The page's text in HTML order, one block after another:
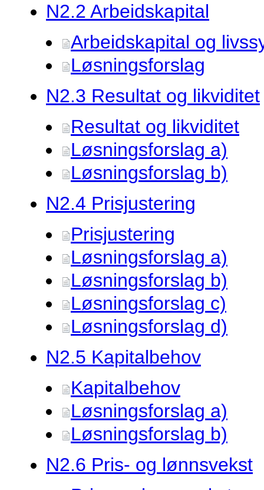
N2.2 Arbeidskapital
Arbeidskapital og
Løsningsforslag
N2.3 Resultat og likviditet
Resultat og likviditet
Løsningsforslag a)
Løsningsforslag b)
N2.4 Prisjustering
Prisjustering
Løsningsforslag a)
Løsningsforslag b)
Løsningsforslag c)
Løsningsforslag d)
N2.5 Kapitalbehov
Kapitalbehov
Løsningsforslag a)
Løsningsforslag b)
N2.6 Pris- og lønnsvekst